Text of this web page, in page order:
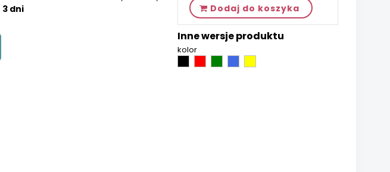
3 dni Dodaj do koszyka
Inne wersje produktu
kolor